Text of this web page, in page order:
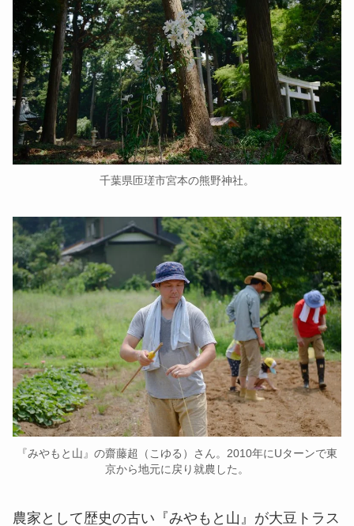
千葉県匝瑳市宮本の熊野神社。
『みやもと山』の齋藤超（こゆる）さん。2010年にUターンで東
京から地元に戻り就農した。
農家として歴史の古い『みやもと山』が大豆トラス